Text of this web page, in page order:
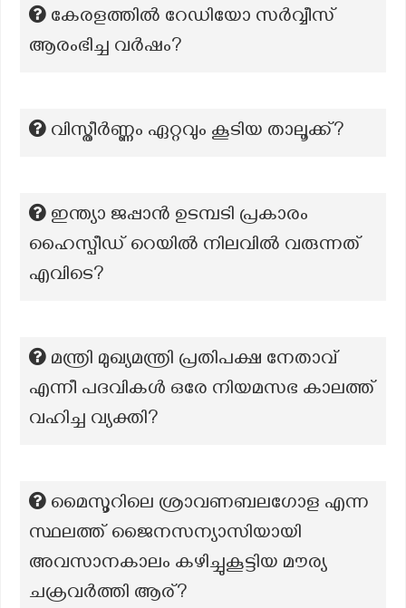
കേരളത്തില്‍ റേഡിയോ സര്‍വ്വീസ്
ആരംഭിച്ച വര്‍ഷം?
വിസ്തീർണ്ണം ഏറ്റവും കൂടിയ താലൂക്ക്?
ഇന്ത്യാ ജപ്പാൻ ഉടമ്പടി പ്രകാരം
ഹൈസ്പീഡ് റെയിൽ നിലവിൽ വരുന്നത്
എവിടെ?
മന്ത്രി മുഖ്യമന്ത്രി പ്രതിപക്ഷ നേതാവ്
എന്നീ പദവികൾ ഒരേ നിയമസഭ കാലത്ത്
വഹിച്ച വ്യക്തി?
മൈസൂറിലെ ശ്രാവണബലഗോള എന്ന
സ്ഥലത്ത് ജൈനസന്യാസിയായി
അവസാനകാലം കഴിച്ചുകൂട്ടിയ മൗര്യ
ചക്രവർത്തി ആര്?